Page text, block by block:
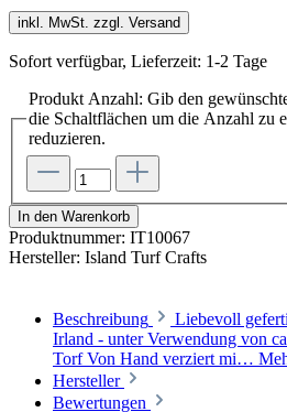
inkl. MwSt. zzgl. Versand
Sofort verfügbar, Lieferzeit: 1-2 Tage
Produkt Anzahl: Gib den
die Schaltflächen um die Anzahl zu
reduzieren.
In den Warenkorb
Produktnummer: IT10067
Hersteller: Island Turf Crafts
Beschreibung
Liebevoll
Irland - unter Verwendung von
Torf Von Hand verziert mi…
Hersteller
Bewertungen